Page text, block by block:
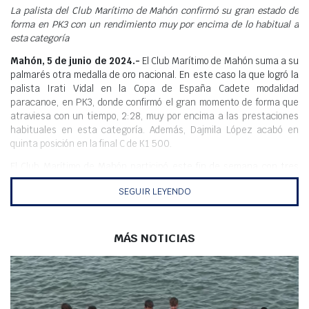
Meteo
La palista del Club Marítimo de Mahón confirmó su gran estado de
forma en PK3 con un rendimiento muy por encima de lo habitual a
esta categoría
Mahón, 5 de junio de 2024.- El Club Marítimo de Mahón suma a su
palmarés otra medalla de oro nacional. En este caso la que logró la
palista Irati Vidal en la Copa de España Cadete modalidad
paracanoe, en PK3, donde confirmó el gran momento de forma que
atraviesa con un tiempo, 2:28, muy por encima a las prestaciones
habituales en esta categoría. Además, Dajmila López acabó en
quinta posición en la final C de K1 500.
deportistas en la Pista Pontillón de Castro, en Pontevedra, donde la
gran cantidad de viento no influyó a la gran organización del evento.
gran rendimiento. Además, acabó en la posición 30, en el K1 500 con
2:17, a 3 posiciones y solo un segundo de pasar la eliminatoria.
Djamila López logró su récord en K1 500 metros al parar el crono en
2:12, logrando pasar a la final C donde acabó en quinta posición.
Djamila e Irati compitieron juntas en el K2 500 metros y, tras una
SEGUIR LEYENDO
MÁS NOTICIAS